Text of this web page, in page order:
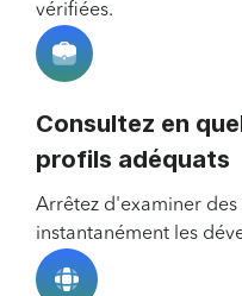
vérifiées.
Consultez en
profils adéquats
Arrêtez d'examiner des
instantanément les